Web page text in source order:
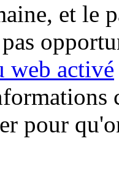
et le
web activé
pour